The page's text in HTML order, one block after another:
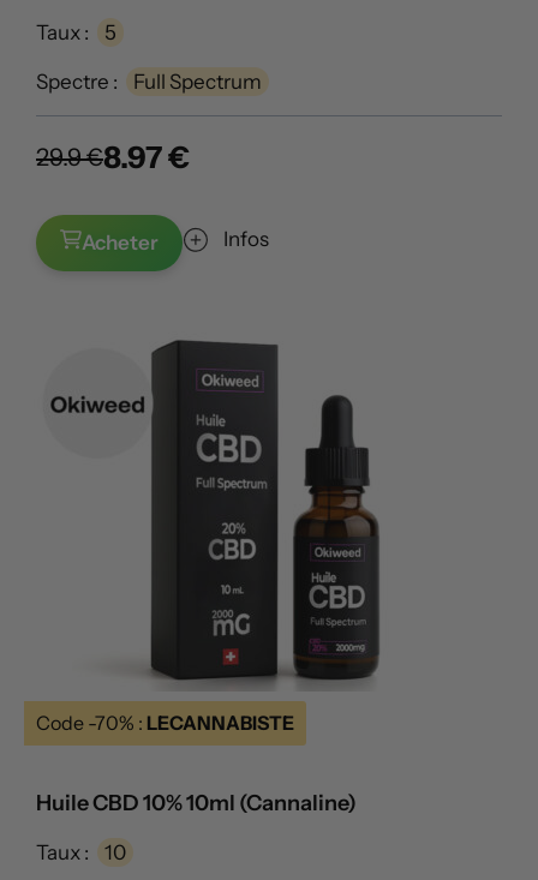
Taux : 5
Spectre : Full Spectrum
29.9 €8.97 €
Acheter Infos
Code -70% : LECANNABISTE
Huile CBD 10% 10ml (Cannaline)
Taux : 10